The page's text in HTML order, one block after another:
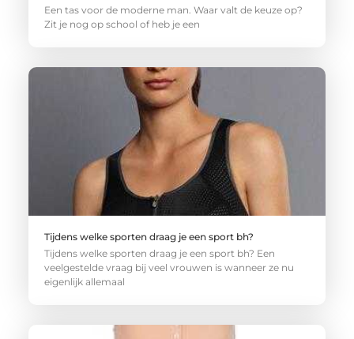
Een tas voor de moderne man. Waar valt de keuze op?
Zit je nog op school of heb je een
Tijdens welke sporten draag je een sport bh?
Tijdens welke sporten draag je een sport bh? Een
veelgestelde vraag bij veel vrouwen is wanneer ze nu
eigenlijk allemaal